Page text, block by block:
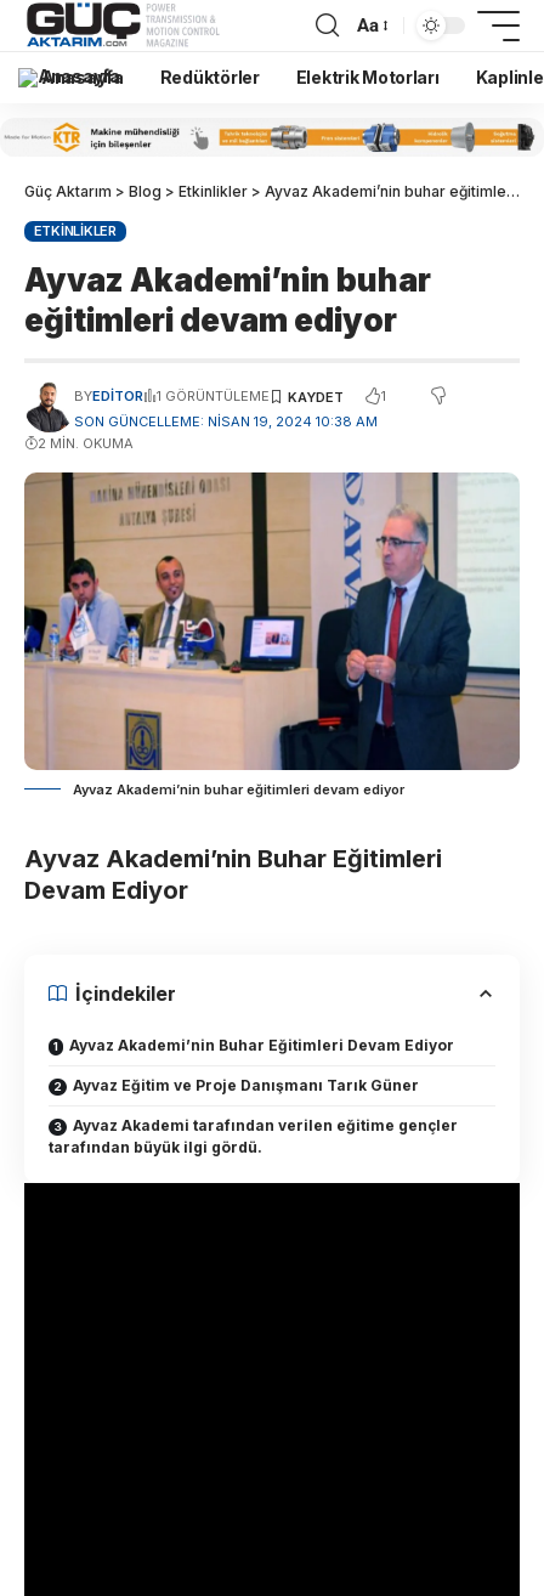
Aa
Anasayfa Redüktörler Elektrik Motorları
Güç Aktarım > Blog > Etkinlikler > Ayvaz Akademi’nin buhar eğitimleri devam ediyor
ETKINLIKLER
Ayvaz Akademi’nin buhar
eğitimleri devam ediyor
SON GÜNCELLEME: NISAN 19, 2024 10:38 AM
BYEDITOR 1 GÖRÜNTÜLEME 1
2 MIN. OKUMA
Ayvaz Akademi’nin buhar eğitimleri devam ediyor
Ayvaz Akademi’nin Buhar Eğitimleri
Devam Ediyor
İçindekiler
Ayvaz Akademi’nin Buhar Eğitimleri Devam Ediyor
Ayvaz Eğitim ve Proje Danışmanı Tarık Güner
Ayvaz Akademi tarafından verilen eğitime gençler
tarafından büyük ilgi gördü.